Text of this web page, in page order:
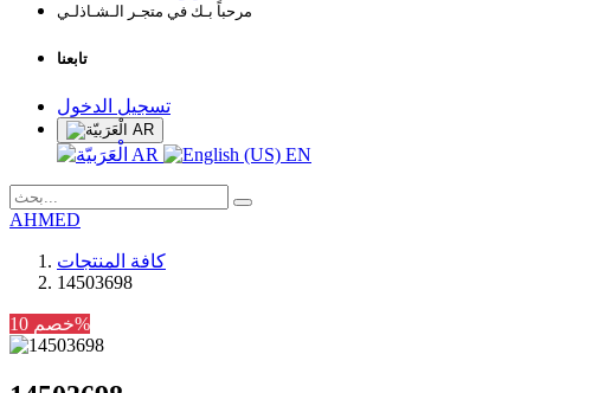
مرحباً بـك في متجـر الـشـاذلـي
تابعنا
تسجيل الدخول
AR
AR EN
AHMED
كافة المنتجات
14503698
خصم 10%